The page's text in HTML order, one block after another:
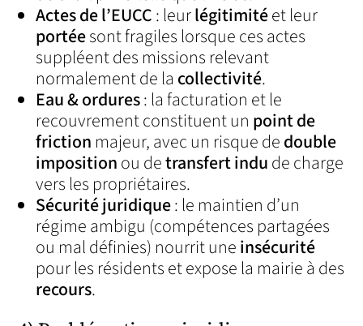
Actes de l’EUCC: leurlégitimitéet leur
portéesont fragiles lorsque ces actes
suppléent des missions relevant
normalement de la collectivité.
Eau & ordures: la facturation et le
recouvrement constituent un point de
friction majeur, avec un risque dedouble
impositionou detransfert indude charge
vers les propriétaires.
Sécurité juridique: le maintien d’un
régime ambigu (compétences partagées
ou mal définies) nourrit uneinsécurité
pour les résidents et expose la mairie à des
recours.